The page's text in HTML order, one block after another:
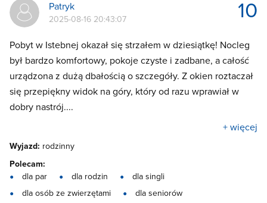
10
Patryk
2025-08-16 20:43:07
Pobyt w Istebnej okazał się strzałem w dziesiątkę! Nocleg
był bardzo komfortowy, pokoje czyste i zadbane, a całość
urządzona z dużą dbałością o szczegóły. Z okien roztaczał
się przepiękny widok na góry, który od razu wprawiał w
dobry nastrój....
+ więcej
Wyjazd: rodzinny
Polecam:
dla par
dla rodzin
dla singli
dla osób ze zwierzętami
dla seniorów